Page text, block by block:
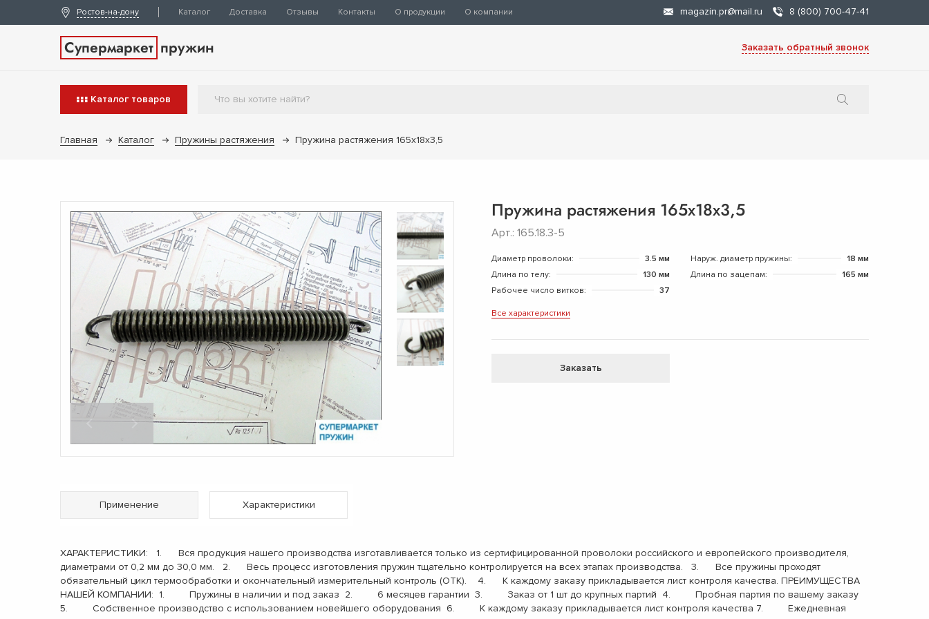
Ростов-на-дону Каталог Доставка Отзывы Контакты О продукции О компании magazin.pr@mail.ru 8 (800) 700-47-41
Супермаркет пружин Заказать обратный звонок
Каталог товаров
Главная Каталог Пружины растяжения Пружина растяжения 165х18х3,5
Пружина растяжения 165х18х3,5
Арт.: 165.18.3-5
Диаметр проволоки: 3.5 мм Наруж. диаметр пружины:
18 мм
Длина по телу:
130 мм Длина по зацепам:
165 мм
Рабочее число витков:
37
Все характеристики
Заказать
Применение Характеристики
ХАРАКТЕРИСТИКИ: 1. Вся продукция нашего производства изготавливается только из сертифицированной проволоки российского и европейского производителя,
диаметрами от 0,2 мм до 30,0 мм. 2. Весь процесс изготовления пружин тщательно контролируется на всех этапах производства. 3. Все пружины проходят
обязательный цикл термообработки и окончательный измерительный контроль (ОТК). 4. К каждому заказу прикладывается лист контроля качества. ПРЕИМУЩЕСТВА
НАШЕЙ КОМПАНИИ: 1. Пружины в наличии и под заказ 2. 6 месяцев гарантии 3. Заказ от 1 шт до крупных партий 4. Пробная партия по вашему заказу
5. Собственное производство с использованием новейшего оборудования 6. К каждому заказу прикладывается лист контроля качества 7. Ежедневная